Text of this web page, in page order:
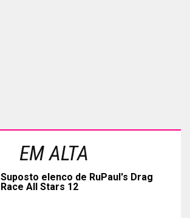
EM ALTA
Suposto elenco de RuPaul's Drag
Race All Stars 12